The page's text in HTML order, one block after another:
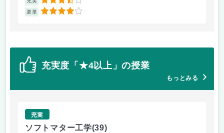
楽単 4
充実度「★4以上」の授業
もっとみる
充実
ソフトマター工学(39)